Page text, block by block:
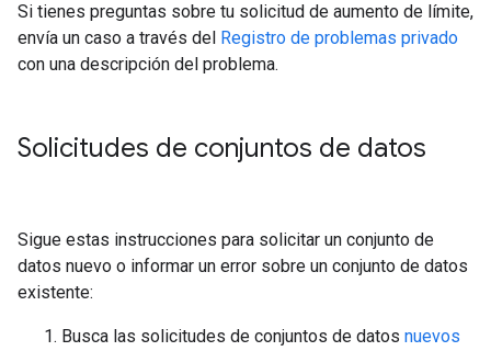
Si tienes preguntas sobre tu solicitud de aumento de límite,
envía un caso a través del Registro de problemas privado
con una descripción del problema.
Solicitudes de conjuntos de datos
Sigue estas instrucciones para solicitar un conjunto de
datos nuevo o informar un error sobre un conjunto de datos
existente:
Busca las solicitudes de conjuntos de datos nuevos